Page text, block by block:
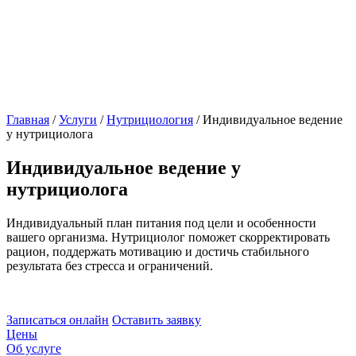
Главная /Услуги /Нутрициология /Индивидуальное ведение
у нутрициолога
Индивидуальное ведение у
нутрициолога
Индивидуальный план питания под цели и особенности
вашего организма. Нутрициолог поможет скорректировать
рацион, поддержать мотивацию и достичь стабильного
результата без стресса и ограничений.
Записаться онлайн Оставить заявку
Цены
Об услуге